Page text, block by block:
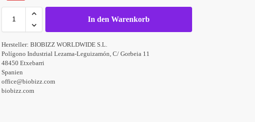
In den Warenkorb
Hersteller:BIOBIZZ WORLDWIDE S.L.
Polígono Industrial Lezama-Leguizamón, C/ Gorbeia 11
48450 Etxebarri
Spanien
office@biobizz.com
biobizz.com